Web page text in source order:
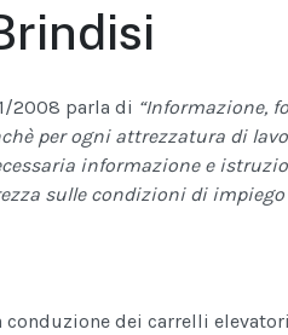
2008 parla di “Informazione,
per ogni attrezzatura di
informazione e
sulle condizioni di
dei carrelli